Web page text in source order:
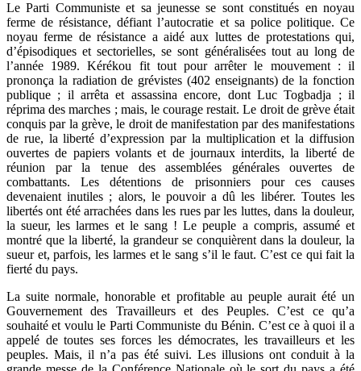
Le Parti Communiste et sa jeunesse se sont constitués en noyau
ferme de résistance, défiant l’autocratie et sa police politique. Ce
noyau ferme de résistance a aidé aux luttes de protestations qui,
d’épisodiques et sectorielles, se sont généralisées tout au long de
l’année 1989. Kérékou fit tout pour arrêter le mouvement : il
prononça la radiation de grévistes (402 enseignants) de la fonction
publique ; il arrêta et assassina encore, dont Luc Togbadja ; il
réprima des marches ; mais, le courage restait. Le droit de grève était
conquis par la grève, le droit de manifestation par des manifestations
de rue, la liberté d’expression par la multiplication et la diffusion
ouvertes de papiers volants et de journaux interdits, la liberté de
réunion par la tenue des assemblées générales ouvertes de
combattants. Les détentions de prisonniers pour ces causes
devenaient inutiles ; alors, le pouvoir a dû les libérer. Toutes les
libertés ont été arrachées dans les rues par les luttes, dans la douleur,
la sueur, les larmes et le sang ! Le peuple a compris, assumé et
montré que la liberté, la grandeur se conquièrent dans la douleur, la
sueur et, parfois, les larmes et le sang s’il le faut. C’est ce qui fait la
fierté du pays.
La suite normale, honorable et profitable au peuple aurait été un
Gouvernement des Travailleurs et des Peuples. C’est ce qu’a
souhaité et voulu le Parti Communiste du Bénin. C’est ce à quoi il a
appelé de toutes ses forces les démocrates, les travailleurs et les
peuples. Mais, il n’a pas été suivi. Les illusions ont conduit à la